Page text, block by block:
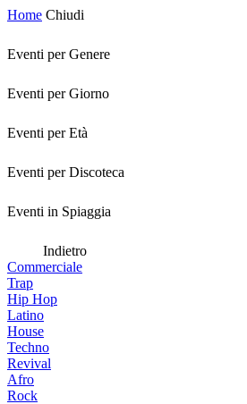
Home Chiudi
Eventi per Genere
Eventi per Giorno
Eventi per Età
Eventi per Discoteca
Eventi in Spiaggia
Indietro
Commerciale
Trap
Hip Hop
Latino
House
Techno
Revival
Afro
Rock